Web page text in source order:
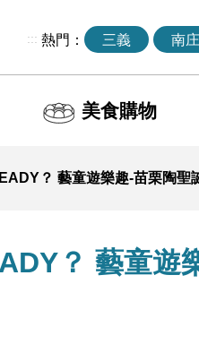
::: 熱門： 三義 南庄
美食購物
？ 藝童遊樂趣-苗栗陶聖
？ 藝童遊